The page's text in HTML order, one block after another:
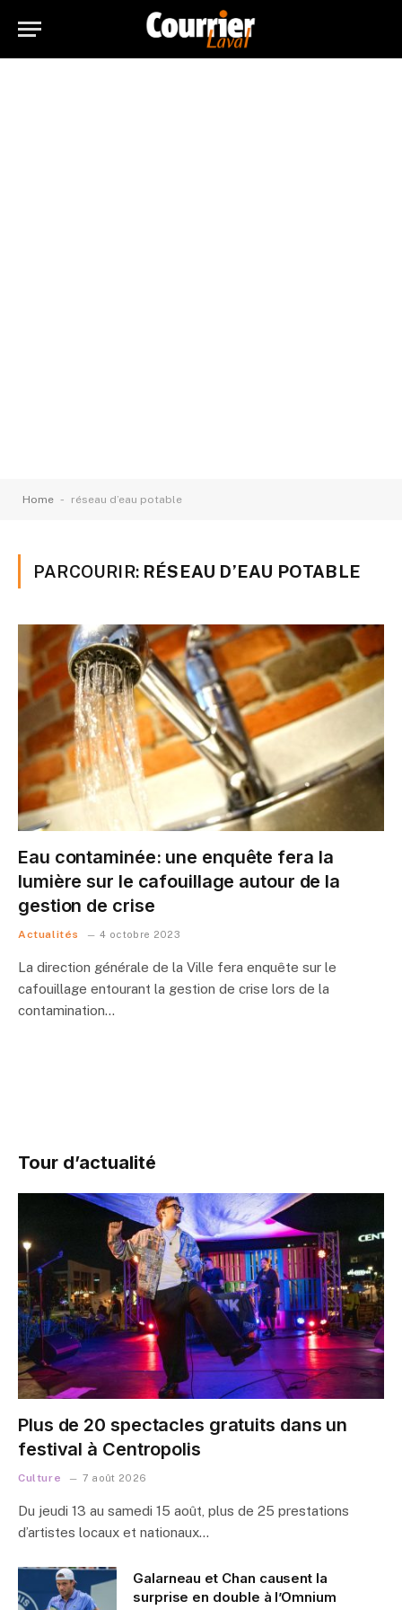
Home - réseau d’eau potable
PARCOURIR: RÉSEAU D’EAU POTABLE
Eau contaminée: une enquête fera la
lumière sur le cafouillage autour de la
gestion de crise
Actualités 4 octobre 2023
La direction générale de la Ville fera enquête sur le
cafouillage entourant la gestion de crise lors de la
contamination…
Tour d’actualité
Plus de 20 spectacles gratuits dans un
festival à Centropolis
Culture 7 août 2026
Du jeudi 13 au samedi 15 août, plus de 25 prestations
d’artistes locaux et nationaux…
Galarneau et Chan causent la
surprise en double à l’Omnium